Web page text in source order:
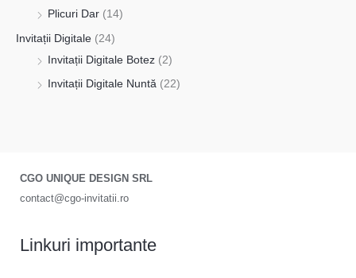
Plicuri Dar (14)
Invitații Digitale (24)
Invitații Digitale Botez (2)
Invitații Digitale Nuntă (22)
CGO UNIQUE DESIGN SRL
contact@cgo-invitatii.ro
Linkuri importante